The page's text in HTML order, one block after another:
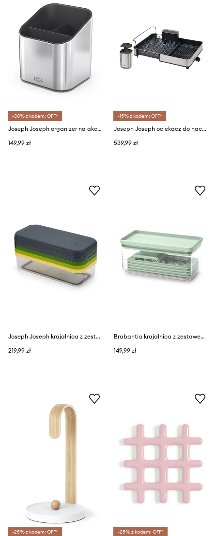
-30% z kodem: OFF*
Joseph Joseph organizer na akcesoria kuchenne Surface 16,9 x 15 x 14 cm
149,99 zł
-15% z kodem: OFF*
Joseph Joseph ociekacz do naczyń Rethink Your Sink
539,99 zł
Joseph Joseph krajalnica z zestawem tarek
219,99 zł
Brabantia krajalnica z zestawem tarek Tasty+
149,99 zł
-25% z kodem: OFF* -25% z kodem: OFF*